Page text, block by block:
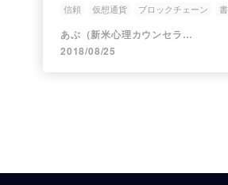
信頼 仮想通貨 ブロックチェーン
あぶ（新米心理カウンセラー）
2018/08/25